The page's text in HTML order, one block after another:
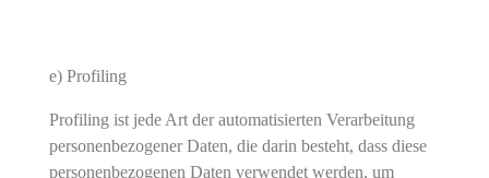
e) Profiling
Profiling ist jede Art der automatisierten Verarbeitung
personenbezogener Daten, die darin besteht, dass diese
personenbezogenen Daten verwendet werden, um